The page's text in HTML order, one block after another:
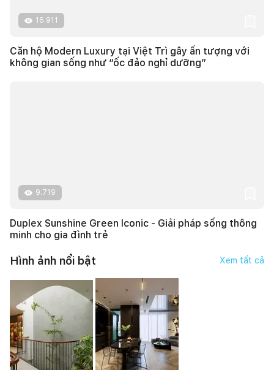
16.911
Căn hộ Modern Luxury tại Việt Trì gây ấn tượng với
không gian sống như “ốc đảo nghỉ dưỡng”
9.719
Duplex Sunshine Green Iconic - Giải pháp sống thông
minh cho gia đình trẻ
Hình ảnh nổi bật Xem tất cả